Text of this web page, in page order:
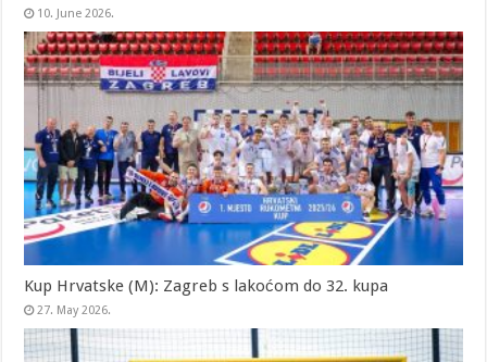
10. June 2026.
Kup Hrvatske (M): Zagreb s lakoćom do 32. kupa
27. May 2026.